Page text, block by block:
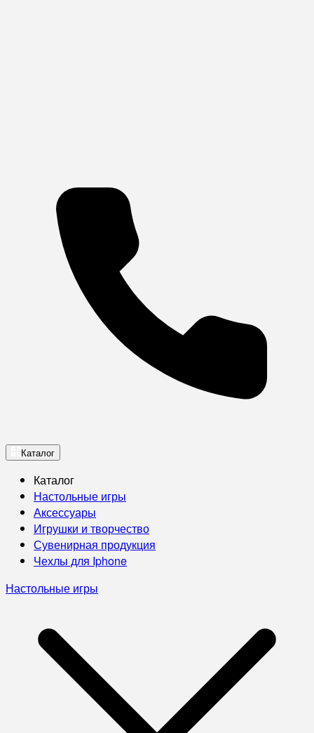
Каталог
Каталог
Настольные игры
Аксессуары
Игрушки и творчество
Сувенирная продукция
Чехлы для Iphone
Настольные игры